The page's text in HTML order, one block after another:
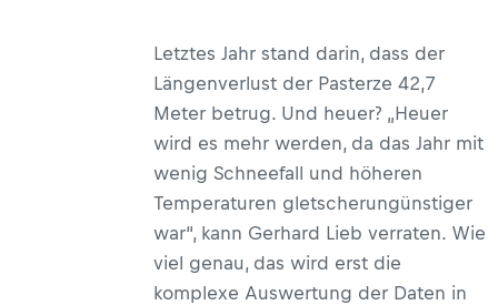
Letztes Jahr stand darin, dass der
Längenverlust der Pasterze 42,7
Meter betrug. Und heuer? „Heuer
wird es mehr werden, da das Jahr mit
wenig Schneefall und höheren
Temperaturen gletscherungünstiger
war“, kann Gerhard Lieb verraten. Wie
viel genau, das wird erst die
komplexe Auswertung der Daten in